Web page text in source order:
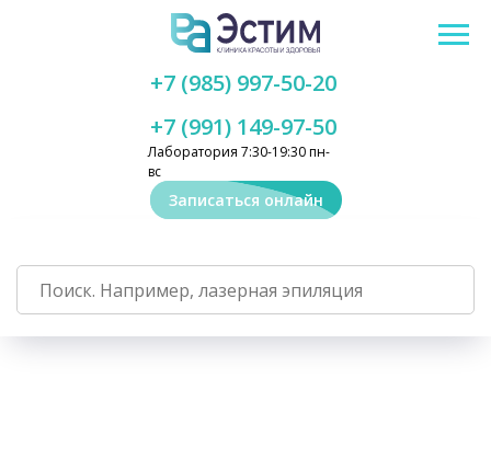
Лаборатория 7:30-19:30 пн-
вс
+7 (991) 149-97-50
+7 (985) 997-50-20
Записаться онлайн